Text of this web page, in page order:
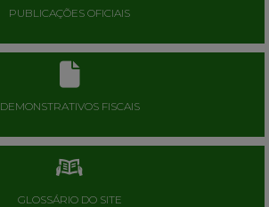
PUBLICAÇÕES OFICIAIS
DEMONSTRATIVOS FISCAIS
GLOSSÁRIO DO SITE